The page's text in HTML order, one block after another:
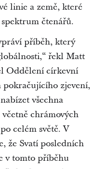
linie a země, které
čtenářů.
příběh, který
řekl Matt
Oddělení církevní
pokračujícího zjevení,
všechna
chrámových
celém světě. V
že Svatí posledních
v tomto příběhu